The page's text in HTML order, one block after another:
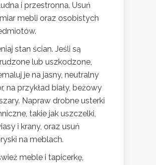
i przestronna. Usuń
mebli oraz osobistych
stan ścian. Jeśli są
lub uszkodzone,
je na jasny, neutralny
na przykład biały, beżowy
Napraw drobne usterki
takie jak uszczelki,
i krany, oraz usuń
na meblach.
meble i tapicerkę,